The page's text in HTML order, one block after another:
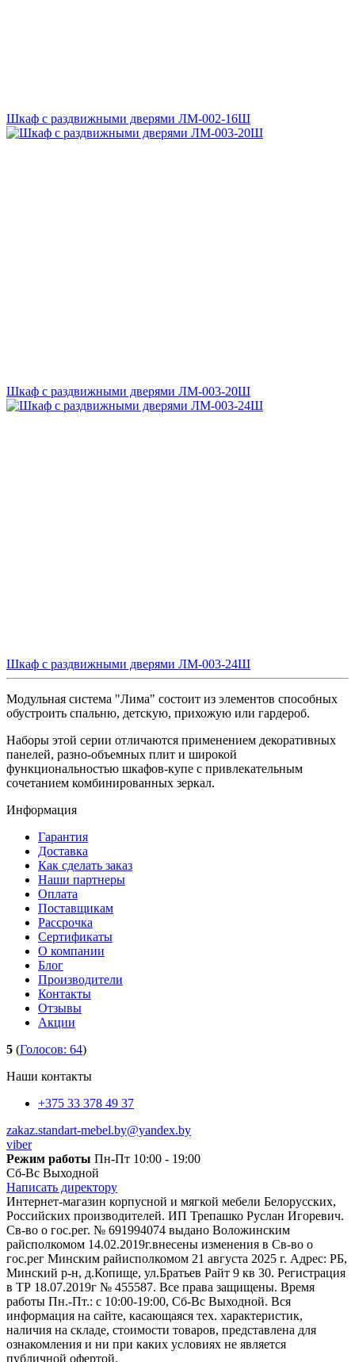
Шкаф с раздвижными дверями ЛМ-002-16Ш
Шкаф с раздвижными дверями ЛМ-003-20Ш
Шкаф с раздвижными дверями ЛМ-003-24Ш
Модульная система "Лима" состоит из элементов способных
обустроить спальню, детскую, прихожую или гардероб.
Наборы этой серии отличаются применением декоративных
панелей, разно-объемных плит и широкой
функциональностью шкафов-купе с привлекательным
сочетанием комбинированных зеркал.
Информация
Гарантия
Доставка
Как сделать заказ
Наши партнеры
Оплата
Поставщикам
Рассрочка
Сертификаты
О компании
Блог
Производители
Контакты
Отзывы
Акции
5 (Голосов: 64)
Наши контакты
+375 33 378 49 37
zakaz.standart-mebel.by@yandex.by
viber
Режим работы Пн-Пт 10:00 - 19:00
Сб-Вс Выходной
Написать директору
Интернет-магазин корпусной и мягкой мебели Белорусских,
Российских производителей. ИП Трепашко Руслан Игоревич.
Св-во о гос.рег. № 691994074 выдано Воложинским
райсполкомом 14.02.2019г.внесены изменения в Св-во о
гос.рег Минским райисполкомом 21 августа 2025 г. Адрес: РБ,
Минский р-н, д.Копище, ул.Братьев Райт 9 кв 30. Регистрация
в ТР 18.07.2019г № 455587. Все права защищены. Время
работы Пн.-Пт.: с 10:00-19:00, Сб-Вс Выходной. Вся
информация на сайте, касающаяся тех. характеристик,
наличия на складе, стоимости товаров, представлена для
ознакомления и ни при каких условиях не является
публичной офертой.